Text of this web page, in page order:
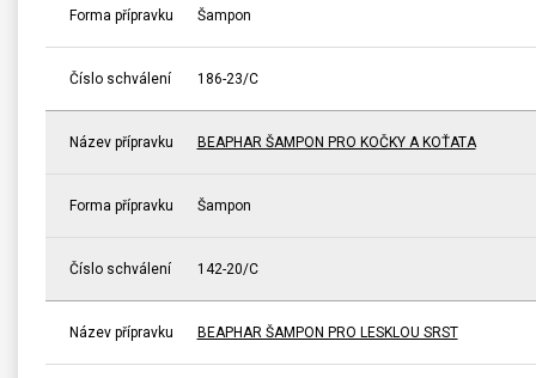
Forma přípravku Šampon
Číslo schválení 186-23/C
Název přípravku BEAPHAR ŠAMPON PRO KOČKY A KOŤATA
Forma přípravku Šampon
Číslo schválení 142-20/C
Název přípravku BEAPHAR ŠAMPON PRO LESKLOU SRST